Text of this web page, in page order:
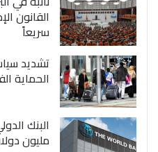
القانون
سريعاً
تشديد
الحماية
مليون